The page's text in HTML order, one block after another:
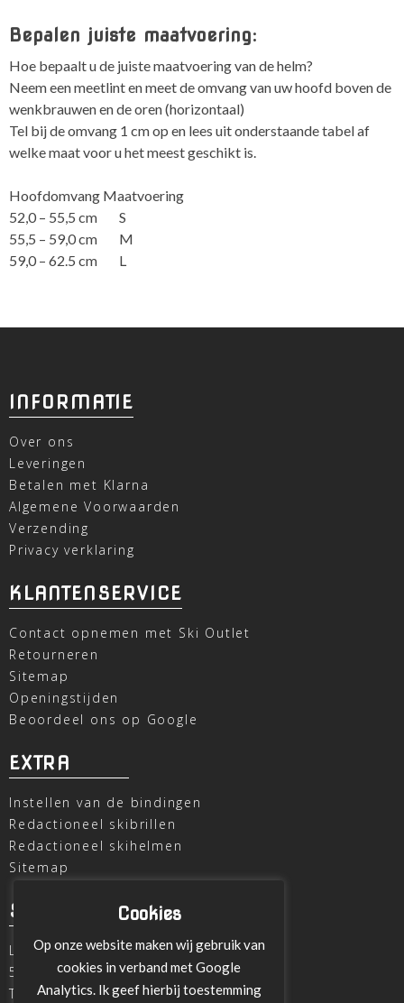
Bepalen juiste maatvoering:
Hoe bepaalt u de juiste maatvoering van de helm?
Neem een meetlint en meet de omvang van uw hoofd boven de
wenkbrauwen en de oren (horizontaal)
Tel bij de omvang 1 cm op en lees uit onderstaande tabel af
welke maat voor u het meest geschikt is.
Hoofdomvang Maatvoering
52,0 – 55,5 cm S
55,5 – 59,0 cm M
59,0 – 62.5 cm L
INFORMATIE
Over ons
Leveringen
Betalen met Klarna
Algemene Voorwaarden
Verzending
Privacy verklaring
KLANTENSERVICE
Contact opnemen met Ski Outlet
Retourneren
Sitemap
Openingstijden
Beoordeel ons op Google
EXTRA
Instellen van de bindingen
Redactioneel skibrillen
Redactioneel skihelmen
Sitemap
SKI OUTLET
Laagheidehof 8
5804 XC Venray
T
+31 478 515696
Cookies
Op onze website maken wij gebruik van
cookies in verband met Google
Analytics. Ik geef hierbij toestemming